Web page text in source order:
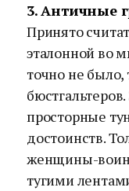
3. Античные
Принято
эталонной во
точно не было,
просторные
достоинств.
женщины-
тугими